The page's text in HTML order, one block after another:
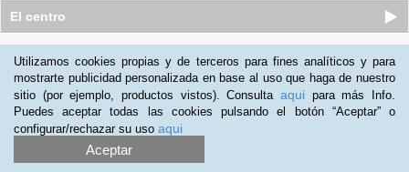
El centro
Utilizamos cookies propias y de terceros para fines analíticos y para
mostrarte publicidad personalizada en base al uso que haga de nuestro
sitio (por ejemplo, productos vistos). Consulta aqui para más Info.
Puedes aceptar todas las cookies pulsando el botón “Aceptar” o
configurar/rechazar su uso aqui
Aceptar
Promociona tu negocio |Programa de Afiliación
2012-2026 Aprendum
LLámanos: